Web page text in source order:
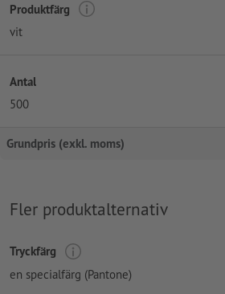
Produktfärg
vit
Antal
500
Grundpris (exkl. moms)
Fler produktalternativ
Tryckfärg
en specialfärg (Pantone)